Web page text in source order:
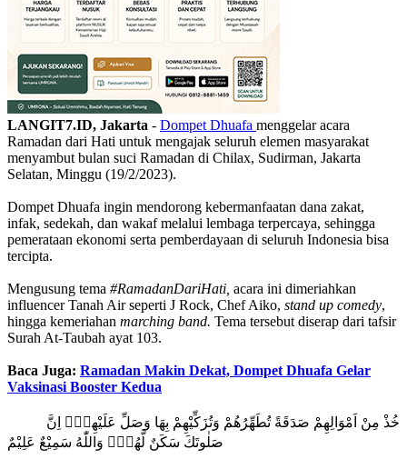
LANGIT7.ID, Jakarta - Dompet Dhuafa menggelar acara
Ramadan dari Hati untuk mengajak seluruh elemen masyarakat
menyambut bulan suci Ramadan di Chilax, Sudirman, Jakarta
Selatan, Minggu (19/2/2023).
Dompet Dhuafa ingin mendorong kebermanfaatan dana zakat,
infak, sedekah, dan wakaf melalui lembaga terpercaya, sehingga
pemerataan ekonomi serta pemberdayaan di seluruh Indonesia bisa
tercipta.
Mengusung tema #RamadanDariHati, acara ini dimeriahkan
influencer Tanah Air seperti J Rock, Chef Aiko, stand up comedy,
hingga kemeriahan marching band. Tema tersebut diserap dari tafsir
Surah At-Taubah ayat 103.
Baca Juga: Ramadan Makin Dekat, Dompet Dhuafa Gelar
Vaksinasi Booster Kedua
خُذْ مِنْ اَمْوَالِهِمْ صَدَقَةً تُطَهِّرُهُمْ وَتُزَكِّيْهِمْ بِهَا وَصَلِّ عَلَيْهِمْۗ اِنَّ
صَلٰوتَكَ سَكَنٌ لَّهُمْۗ وَاللّٰهُ سَمِيْعٌ عَلِيْمٌ